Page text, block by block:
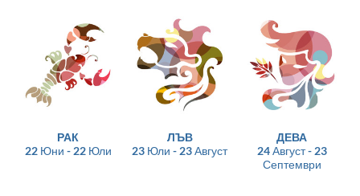
РАК
22 Юни - 22 Юли
ЛЪВ
23 Юли - 23 Август
ДЕВА
24 Август - 23
Септември